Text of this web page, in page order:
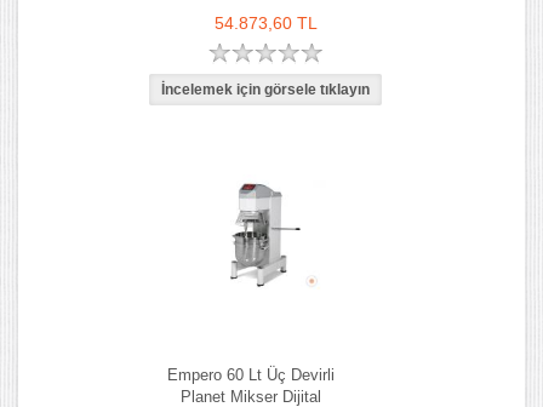
54.873,60 TL
Empero 60 Lt Üç Devirli
Planet Mikser Dijital